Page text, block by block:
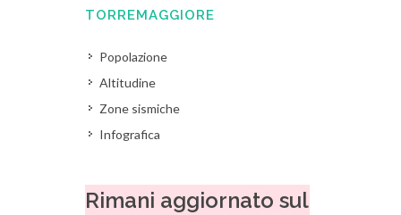
TORREMAGGIORE
Popolazione
Altitudine
Zone sismiche
Infografica
Rimani aggiornato sul